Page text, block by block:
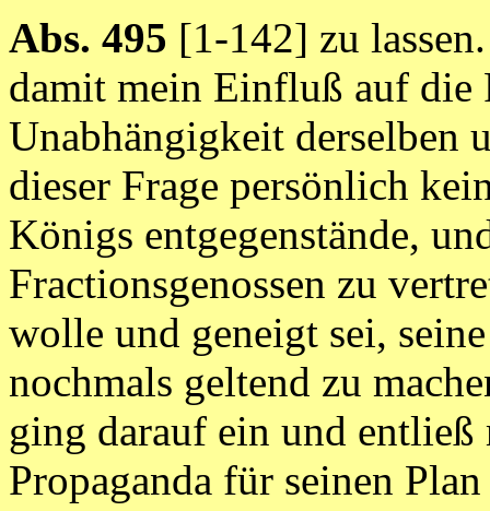
Abs. 495 [1-142] zu
damit mein Einfluß auf die
Unabhängigkeit derselben
dieser Frage persönlich
Königs entgegenstände,
Fractionsgenossen zu
wolle und geneigt sei,
nochmals geltend zu
ging darauf ein und
Propaganda für seinen